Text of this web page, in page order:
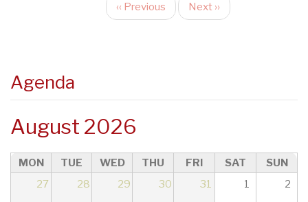
‹‹ Previous Next ››
Agenda
August 2026
MON TUE WED THU FRI SAT
SUN
27
28 29 30 31 1 2